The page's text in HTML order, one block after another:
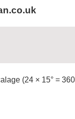
(24 × 15° =